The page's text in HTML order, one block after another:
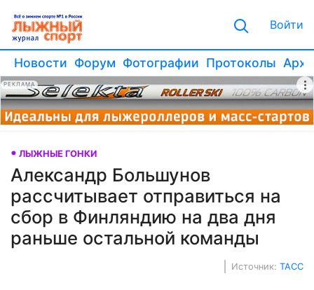
Войти
Новости Форум Фотографии Протоколы
РЕКЛАМА
ЛЫЖНЫЕ ГОНКИ
Александр Большунов
рассчитывает отправиться на
сбор в Финляндию на два дня
раньше остальной команды
Источник: ТАСС